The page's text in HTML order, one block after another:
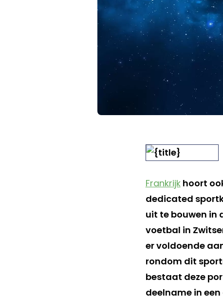
Frankrijkhoort
dedicated
uit te bouwen in
voetbal in
er voldoende
rondom dit
bestaat deze
deelname in